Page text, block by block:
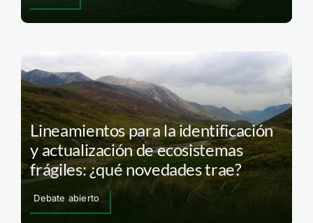
Lineamientos para la identificación
y actualización de ecosistemas
frágiles: ¿qué novedades trae?
Debate abierto